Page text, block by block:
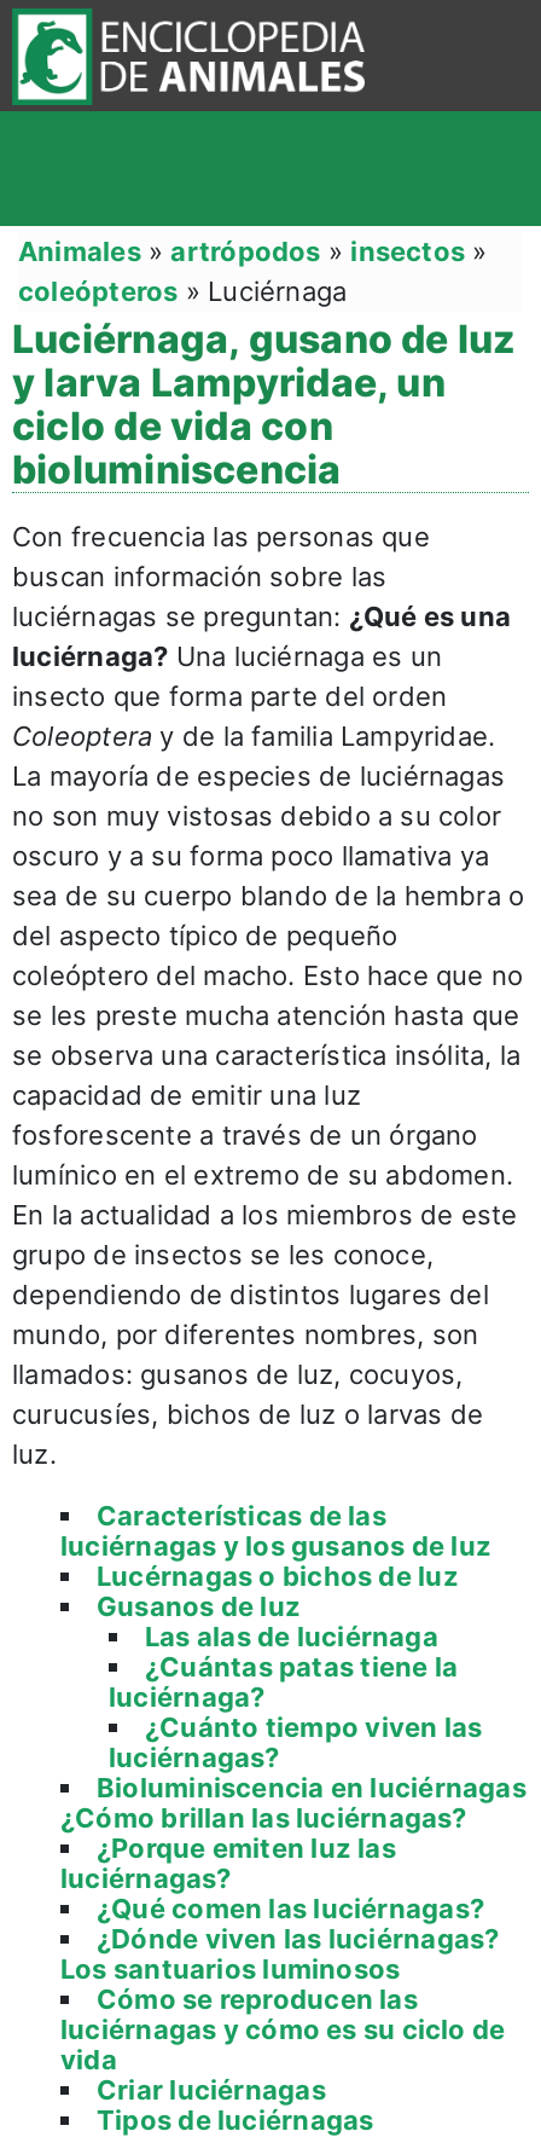
Animales»artrópodos » insectos »
coleópteros » Luciérnaga
Luciérnaga, gusano de luz
y larva Lampyridae, un
ciclo de vida con
bioluminiscencia
Con frecuencia las personas que
buscan información sobre las
luciérnagas se preguntan: ¿Qué es una
luciérnaga? Una luciérnaga es un
insecto que forma parte del orden
Coleoptera y de la familia Lampyridae.
La mayoría de especies de luciérnagas
no son muy vistosas debido a su color
oscuro y a su forma poco llamativa ya
sea de su cuerpo blando de la hembra o
del aspecto típico de pequeño
coleóptero del macho. Esto hace que no
se les preste mucha atención hasta que
se observa una característica insólita, la
capacidad de emitir una luz
fosforescente a través de un órgano
lumínico en el extremo de su abdomen.
En la actualidad a los miembros de este
grupo de insectos se les conoce,
dependiendo de distintos lugares del
mundo, por diferentes nombres, son
llamados: gusanos de luz, cocuyos,
curucusíes, bichos de luz o larvas de
luz.
Características de las
luciérnagas y los gusanos de luz
Lucérnagas o bichos de luz
Gusanos de luz
Las alas de luciérnaga
¿Cuántas patas tiene la
luciérnaga?
¿Cuánto tiempo viven las
luciérnagas?
Bioluminiscencia en luciérnagas
¿Cómo brillan las luciérnagas?
¿Porque emiten luz las
luciérnagas?
¿Qué comen las luciérnagas?
¿Dónde viven las luciérnagas?
Los santuarios luminosos
Cómo se reproducen las
luciérnagas y cómo es su ciclo de
vida
Criar luciérnagas
Tipos de luciérnagas